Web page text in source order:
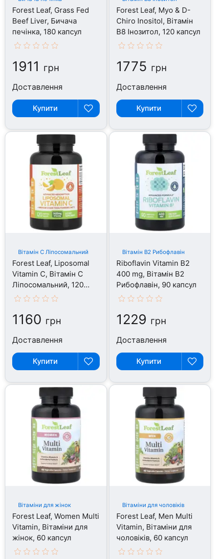
Forest Leaf, Grass Fed
Beef Liver, Бичача
печінка, 180 капсул
1911 грн
Доставлення
Купити
Forest Leaf, Myo & D-
Chiro Inositol, Вітамін
B8 Інозитол, 120 капсул
1775 грн
Доставлення
Купити
Вітамін C Ліпосомальний
Forest Leaf, Liposomal
Vitamin C, Вітамін C
Ліпосомальний, 120
капсул
1160 грн
Доставлення
Купити
Вітамін В2 Рибофлавін
Riboflavin Vitamin B2
400 mg, Вітамін В2
Рибофлавін, 90 капсул
1229 грн
Доставлення
Купити
Вітаміни для жінок
Forest Leaf, Women Multi
Vitamin, Вітаміни для
жінок, 60 капсул
Вітаміни для чоловіків
Forest Leaf, Men Multi
Vitamin, Вітаміни для
чоловіків, 60 капсул